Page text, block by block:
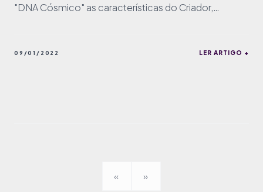
"DNA Cósmico" as características do Criador,
09/01/2022 LER ARTIGO +
« »